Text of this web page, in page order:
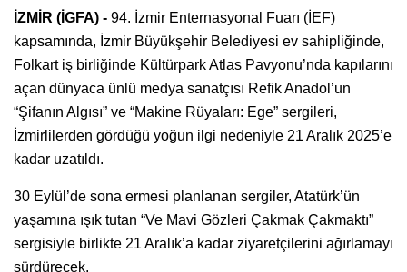
İZMİR (İGFA) - 94. İzmir Enternasyonal Fuarı (İEF)
kapsamında, İzmir Büyükşehir Belediyesi ev sahipliğinde,
Folkart iş birliğinde Kültürpark Atlas Pavyonu’nda kapılarını
açan dünyaca ünlü medya sanatçısı Refik Anadol’un
“Şifanın Algısı” ve “Makine Rüyaları: Ege” sergileri,
İzmirlilerden gördüğü yoğun ilgi nedeniyle 21 Aralık 2025’e
kadar uzatıldı.
30 Eylül’de sona ermesi planlanan sergiler, Atatürk’ün
yaşamına ışık tutan “Ve Mavi Gözleri Çakmak Çakmaktı”
sergisiyle birlikte 21 Aralık’a kadar ziyaretçilerini ağırlamayı
sürdürecek.